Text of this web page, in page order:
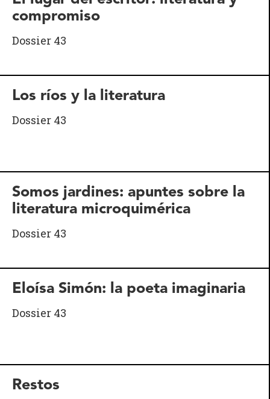
compromiso
Dossier 43
Los ríos y la literatura
Dossier 43
Somos jardines: apuntes sobre la
literatura microquimérica
Dossier 43
Eloísa Simón: la poeta imaginaria
Dossier 43
Restos